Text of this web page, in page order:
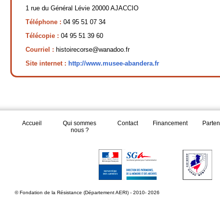
1 rue du Général Lévie 20000 AJACCIO
Téléphone : 04 95 51 07 34
Télécopie : 04 95 51 39 60
Courriel : histoirecorse@wanadoo.fr
Site internet : http://www.musee-abandera.fr
Accueil
Qui sommes
nous ?
Contact Financement
© Fondation de la Résistance (Département AERI) - 2010- 2026